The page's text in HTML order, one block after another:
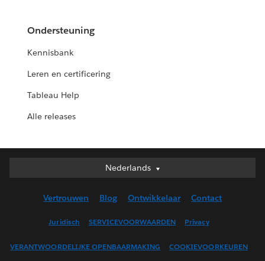
Ondersteuning
Kennisbank
Leren en certificering
Tableau Help
Alle releases
Nederlands
Nederlands
English (UK)
Français (Canada)
Vertrouwen Blog Ontwikkelaar Contact
Juridisch SERVICEVOORWAARDEN Privacy
VERANTWOORDELIJKE OPENBAARMAKING COOKIEVOORKEUREN